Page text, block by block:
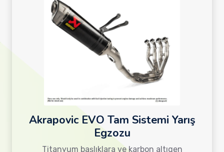
Akrapovic EVO Tam Sistemi Yarış
Egzozu
Titanyum başlıklara ve karbon altıgen